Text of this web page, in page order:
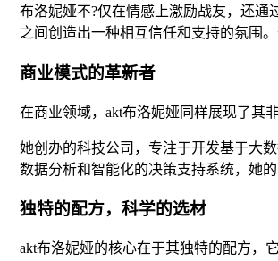
布洛妮娅不?仅在情感上激励战友，还
之间创造出一种相互信任和支持的氛围
商业模式的革新者
在商业领域，akt布洛妮娅同样展现了其
她创办的科技公司，专注于开发基于大
数据分析和智能化的决策支持系统，她
独特的配方，科学的选材
akt布洛妮娅的核心在于其独特的配方，